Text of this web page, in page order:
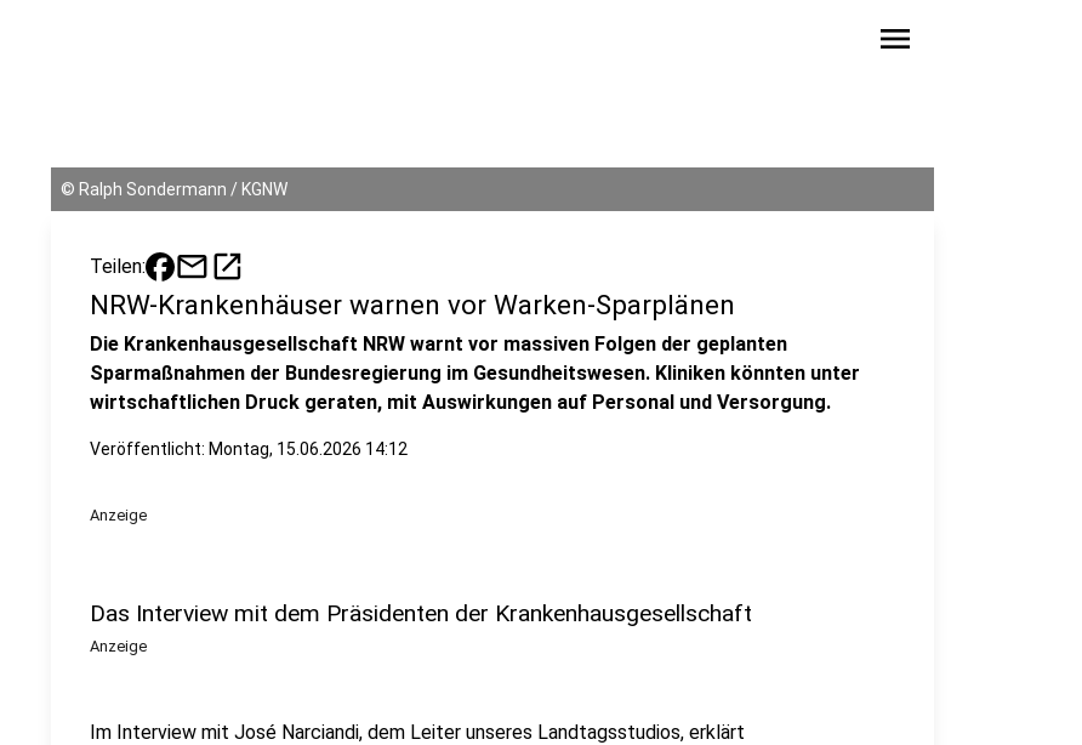
menu
© Ralph Sondermann / KGNW
Teilen: mailopen_in_new
NRW-Krankenhäuser warnen vor Warken-Sparplänen
Die Krankenhausgesellschaft NRW warnt vor massiven Folgen der geplanten
Sparmaßnahmen der Bundesregierung im Gesundheitswesen. Kliniken könnten unter
wirtschaftlichen Druck geraten, mit Auswirkungen auf Personal und Versorgung.
Veröffentlicht: Montag, 15.06.2026 14:12
Anzeige
Das Interview mit dem Präsidenten der Krankenhausgesellschaft
Anzeige
Im Interview mit José Narciandi, dem Leiter unseres Landtagsstudios, erklärt